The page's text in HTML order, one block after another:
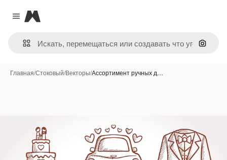
Close menu
Magnific
Поиск
Главная/Стоковый/Векторы/Ассортимент ручных д…